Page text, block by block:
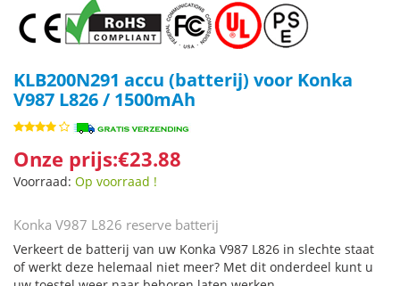
KLB200N291 accu (batterij) voor Konka
V987 L826 / 1500mAh
Onze prijs:€23.88
Voorraad: Op voorraad !
Konka V987 L826 reserve batterij
Verkeert de batterij van uw Konka V987 L826 in slechte staat
of werkt deze helemaal niet meer? Met dit onderdeel kunt u